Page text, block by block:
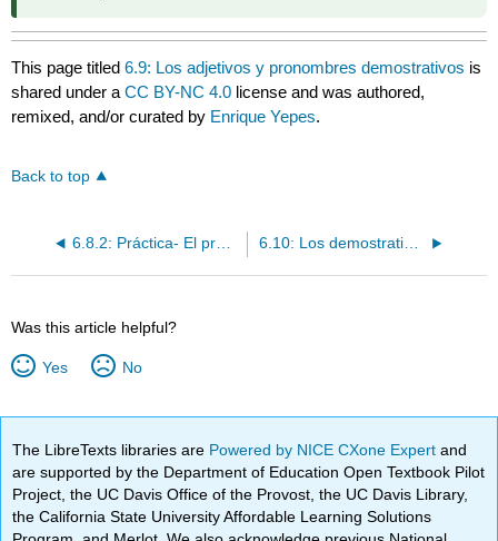
This page titled6.9: Los adjetivos y pronombres demostrativos is
shared under aCC BY-NC 4.0 license and was authored,
remixed, and/or curated by Enrique Yepes.
Back to top
6.8.2: Práctica- El pretérito de los verbos regulares 6.10: Los demostrativos- adjetivos y pronombres
Was this article helpful?
Yes No
The LibreTexts libraries are Powered by NICE CXone Expertand
are supported by the Department of Education Open Textbook Pilot
Project, the UC Davis Office of the Provost, the UC Davis Library,
the California State University Affordable Learning Solutions